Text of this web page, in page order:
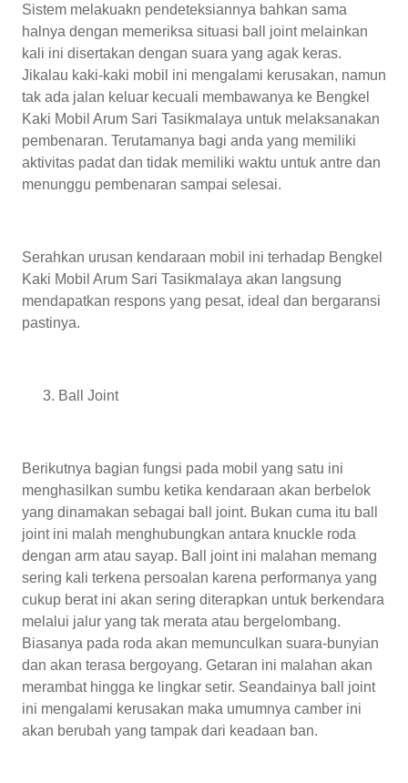
Sistem melakuakn pendeteksiannya bahkan sama
halnya dengan memeriksa situasi ball joint melainkan
kali ini disertakan dengan suara yang agak keras.
Jikalau kaki-kaki mobil ini mengalami kerusakan, namun
tak ada jalan keluar kecuali membawanya ke Bengkel
Kaki Mobil Arum Sari Tasikmalaya untuk melaksanakan
pembenaran. Terutamanya bagi anda yang memiliki
aktivitas padat dan tidak memiliki waktu untuk antre dan
menunggu pembenaran sampai selesai.
Serahkan urusan kendaraan mobil ini terhadap Bengkel
Kaki Mobil Arum Sari Tasikmalaya akan langsung
mendapatkan respons yang pesat, ideal dan bergaransi
pastinya.
Ball Joint
Berikutnya bagian fungsi pada mobil yang satu ini
menghasilkan sumbu ketika kendaraan akan berbelok
yang dinamakan sebagai ball joint. Bukan cuma itu ball
joint ini malah menghubungkan antara knuckle roda
dengan arm atau sayap. Ball joint ini malahan memang
sering kali terkena persoalan karena performanya yang
cukup berat ini akan sering diterapkan untuk berkendara
melalui jalur yang tak merata atau bergelombang.
Biasanya pada roda akan memunculkan suara-bunyian
dan akan terasa bergoyang. Getaran ini malahan akan
merambat hingga ke lingkar setir. Seandainya ball joint
ini mengalami kerusakan maka umumnya camber ini
akan berubah yang tampak dari keadaan ban.